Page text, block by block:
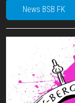
News BSB FK